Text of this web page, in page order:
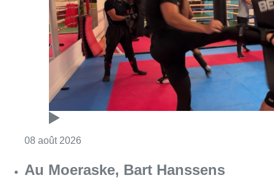
08 août 2026
Au Moeraske, Bart Hanssens